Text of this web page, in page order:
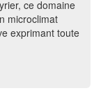
ce domaine
microclimat
exprimant toute